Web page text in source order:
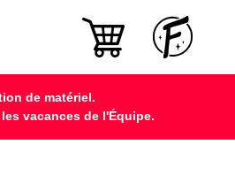
de matériel.
vacances de l'Équipe.